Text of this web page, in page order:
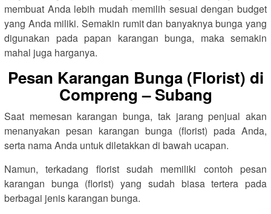
membuat Anda lebih mudah memilih sesuai dengan budget
yang Anda miliki. Semakin rumit dan banyaknya bunga yang
digunakan pada papan karangan bunga, maka semakin
mahal juga harganya.
Pesan Karangan Bunga (Florist) di
Compreng – Subang
Saat memesan karangan bunga, tak jarang penjual akan
menanyakan pesan karangan bunga (florist) pada Anda,
serta nama Anda untuk diletakkan di bawah ucapan.
Namun, terkadang florist sudah memiliki contoh pesan
karangan bunga (florist) yang sudah biasa tertera pada
berbagai jenis karangan bunga.